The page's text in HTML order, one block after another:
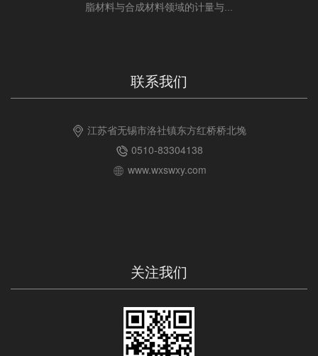
脂材料与合成材料领域的计量与...
联系我们
江苏省无锡市洛社镇东方红桥桥北堍
0510-83304138
www.wxswxy.com
关注我们